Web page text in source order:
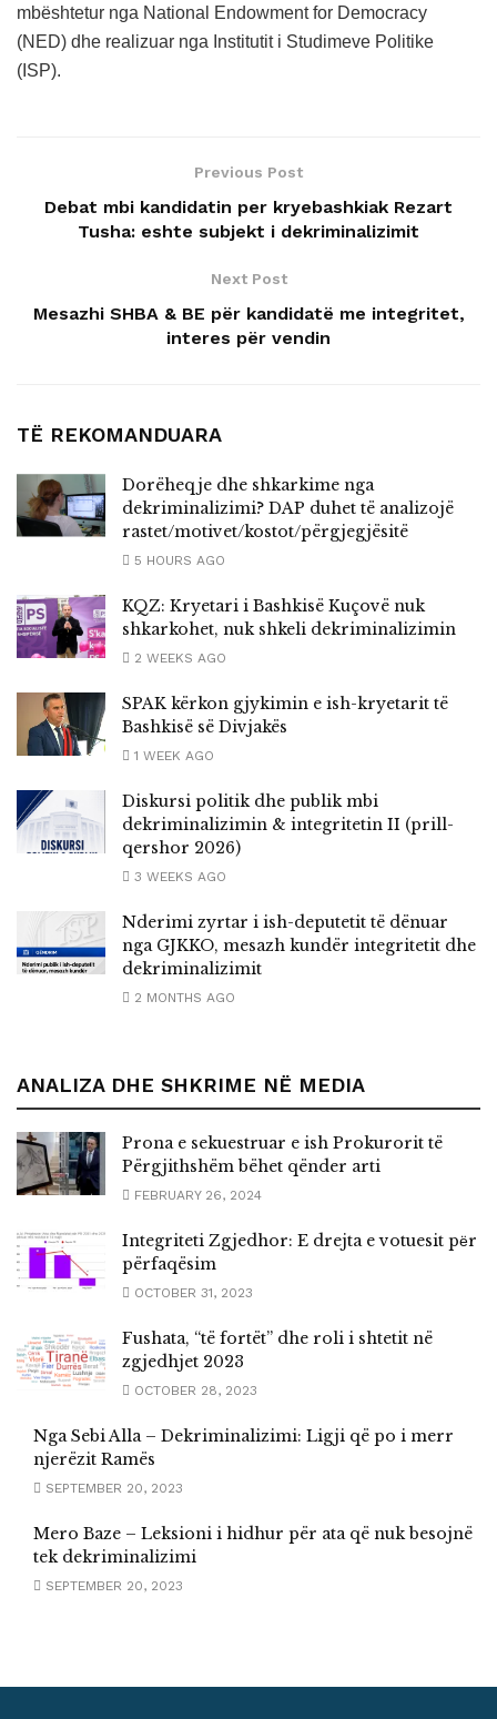
mbështetur nga National Endowment for Democracy
(NED) dhe realizuar nga Institutit i Studimeve Politike
(ISP).
Previous Post
Debat mbi kandidatin per kryebashkiak Rezart
Tusha: eshte subjekt i dekriminalizimit
Next Post
Mesazhi SHBA & BE për kandidatë me integritet,
interes për vendin
TË REKOMANDUARA
Dorëheqje dhe shkarkime nga
dekriminalizimi? DAP duhet të analizojë
rastet/motivet/kostot/përgjegjësitë
5 HOURS AGO
KQZ: Kryetari i Bashkisë Kuçovë nuk
shkarkohet, nuk shkeli dekriminalizimin
2 WEEKS AGO
SPAK kërkon gjykimin e ish-kryetarit të
Bashkisë së Divjakës
1 WEEK AGO
Diskursi politik dhe publik mbi
dekriminalizimin & integritetin II (prill-
qershor 2026)
3 WEEKS AGO
Nderimi zyrtar i ish-deputetit të dënuar
nga GJKKO, mesazh kundër integritetit dhe
dekriminalizimit
2 MONTHS AGO
ANALIZA DHE SHKRIME NË MEDIA
Prona e sekuestruar e ish Prokurorit të
Përgjithshëm bëhet qënder arti
FEBRUARY 26, 2024
Integriteti Zgjedhor: E drejta e votuesit pёr
përfaqësim
OCTOBER 31, 2023
Fushata, “të fortët” dhe roli i shtetit në
zgjedhjet 2023
OCTOBER 28, 2023
Nga Sebi Alla – Dekriminalizimi: Ligji që po i merr
njerëzit Ramës
SEPTEMBER 20, 2023
Mero Baze – Leksioni i hidhur për ata që nuk besojnë
tek dekriminalizimi
SEPTEMBER 20, 2023